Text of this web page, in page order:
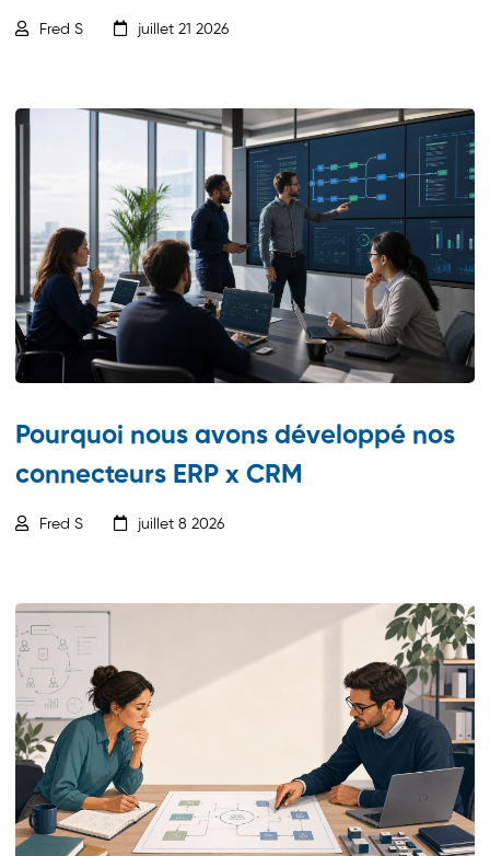
Fred S juillet 21 2026
Pourquoi nous avons développé nos
connecteurs ERP x CRM
Fred S juillet 8 2026